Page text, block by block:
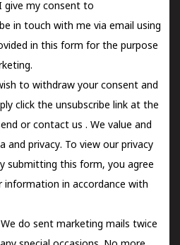
give my consent to
in touch with me via email using
in this form for the purpose
to withdraw your consent and
click the unsubscribe link at the
orcontact us . We value and
and privacy. To view our privacy
submitting this form, you agree
in accordance with
do sent marketing mails twice